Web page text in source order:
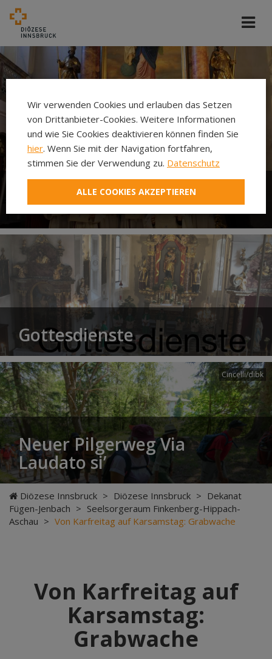
Ministrieren
Gottesdienste
Cincelli/dibk
Neuer Pilgerweg Via
Laudato si’
Diözese Innsbruck > Diözese Innsbruck > Dekanat
Fügen-Jenbach > Seelsorgeraum Finkenberg-Hippach-
Aschau > Von Karfreitag auf Karsamstag: Grabwache
Von Karfreitag auf
Karsamstag:
Grabwache
Wir verwenden Cookies und erlauben das Setzen
von Drittanbieter-Cookies. Weitere Informationen
und wie Sie Cookies deaktivieren können finden Sie
hier. Wenn Sie mit der Navigation fortfahren,
stimmen Sie der Verwendung zu. Datenschutz
ALLE COOKIES AKZEPTIEREN